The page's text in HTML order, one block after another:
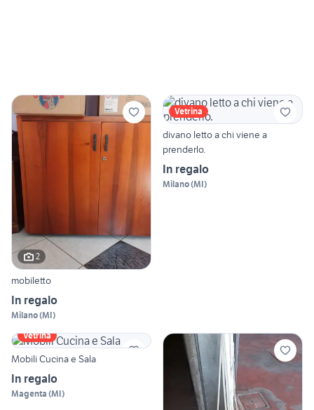
2
mobiletto
In regalo
Milano(MI)
Vetrina
divano letto a chi viene a
prenderlo.
In regalo
Milano(MI)
Vetrina
Mobili Cucina e Sala
In regalo
Magenta (MI)